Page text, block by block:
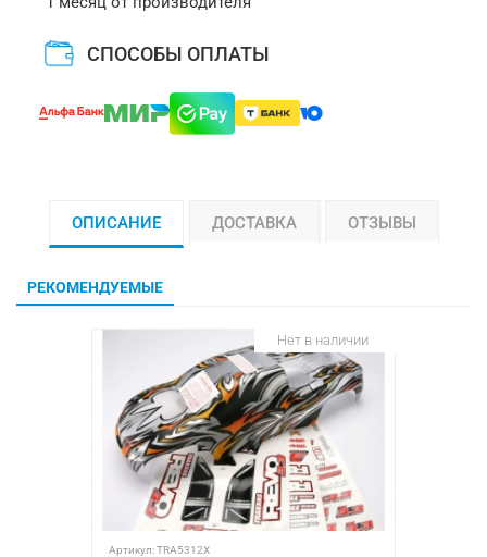
СПОСОБЫ ОПЛАТЫ
ОПИСАНИЕ ДОСТАВКА ОТЗЫВЫ
РЕКОМЕНДУЕМЫЕ
Нет в наличии
Артикул:TRA5312X